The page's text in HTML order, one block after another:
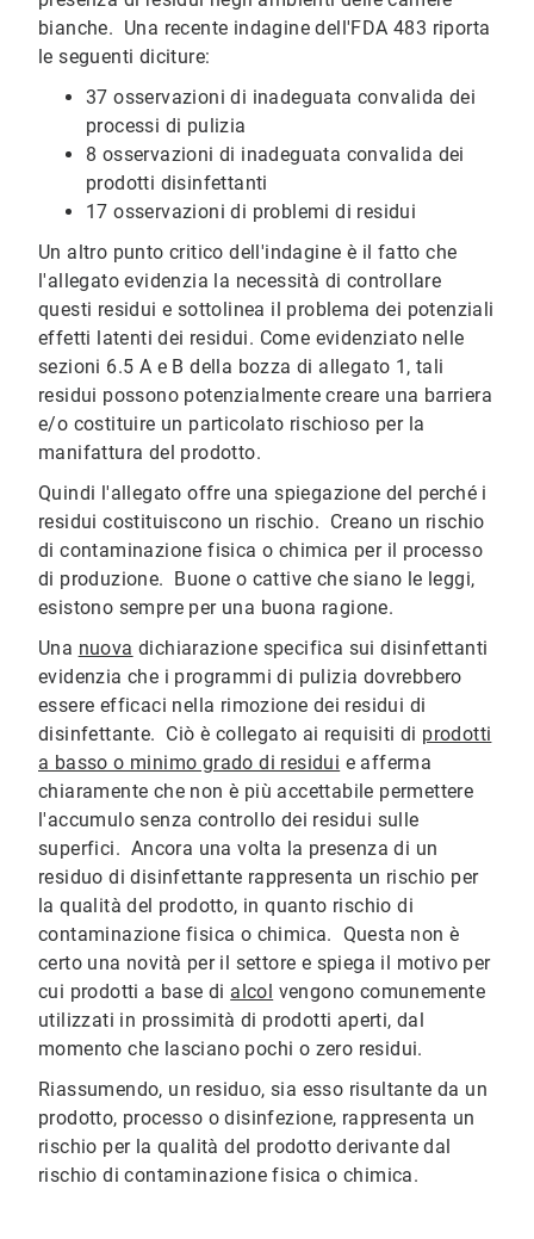
bianche. Una recente indagine dell'FDA 483 riporta
le seguenti diciture:
37 osservazioni di inadeguata convalida dei
processi di pulizia
8 osservazioni di inadeguata convalida dei
prodotti disinfettanti
17 osservazioni di problemi di residui
Un altro punto critico dell'indagine è il fatto che
l'allegato evidenzia la necessità di controllare
questi residui e sottolinea il problema dei potenziali
effetti latenti dei residui. Come evidenziato nelle
sezioni 6.5 A e B della bozza di allegato 1, tali
residui possono potenzialmente creare una barriera
e/o costituire un particolato rischioso per la
manifattura del prodotto.
Quindi l'allegato offre una spiegazione del perché i
residui costituiscono un rischio. Creano un rischio
di contaminazione fisica o chimica per il processo
di produzione. Buone o cattive che siano le leggi,
esistono sempre per una buona ragione.
Una nuova dichiarazione specifica sui disinfettanti
evidenzia che i programmi di pulizia dovrebbero
essere efficaci nella rimozione dei residui di
disinfettante. Ciò è collegato ai requisiti di prodotti
a basso o minimo grado di residui e afferma
chiaramente che non è più accettabile permettere
l'accumulo senza controllo dei residui sulle
superfici. Ancora una volta la presenza di un
residuo di disinfettante rappresenta un rischio per
la qualità del prodotto, in quanto rischio di
contaminazione fisica o chimica. Questa non è
certo una novità per il settore e spiega il motivo per
cui prodotti a base di alcol vengono comunemente
utilizzati in prossimità di prodotti aperti, dal
momento che lasciano pochi o zero residui.
Riassumendo, un residuo, sia esso risultante da un
prodotto, processo o disinfezione, rappresenta un
rischio per la qualità del prodotto derivante dal
rischio di contaminazione fisica o chimica.